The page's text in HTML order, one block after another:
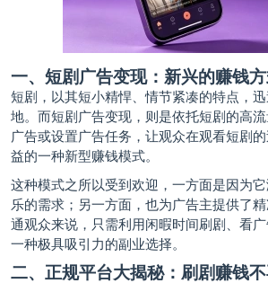
一、短剧广告变现：新兴的赚钱
短剧，以其短小精悍、情节紧凑的特点，
地。而短剧广告变现，则是依托短剧的高
广告或设置广告任务，让观众在观看短剧
益的一种新型赚钱模式。
这种模式之所以受到欢迎，一方面是因为
乐的需求；另一方面，也为广告主提供了
通观众来说，只需利用闲暇时间刷剧、看
一种极具吸引力的副业选择。
二、正规平台大揭秘：刷剧赚钱